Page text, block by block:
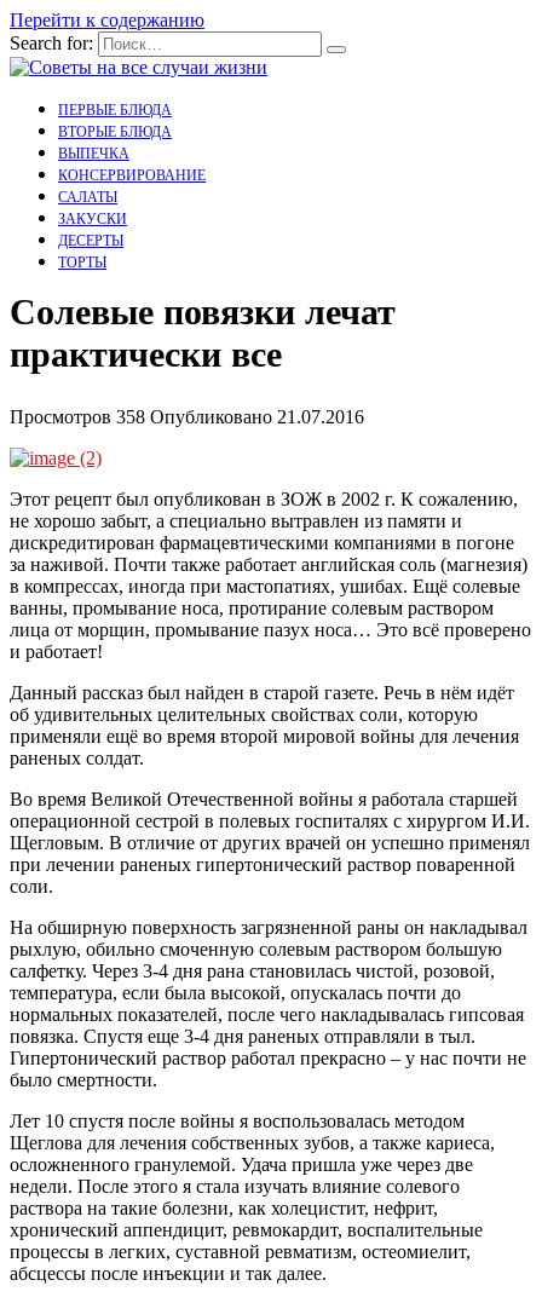
Перейти к содержанию
Search for:
ПЕРВЫЕ БЛЮДА
ВТОРЫЕ БЛЮДА
ВЫПЕЧКА
КОНСЕРВИРОВАНИЕ
САЛАТЫ
ЗАКУСКИ
ДЕСЕРТЫ
ТОРТЫ
Солевые повязки лечат
практически все
Просмотров 358 Опубликовано 21.07.2016
Этот рецепт был опубликован в ЗОЖ в 2002 г. К сожалению,
не хорошо забыт, а специально вытравлен из памяти и
дискредитирован фармацевтическими компаниями в погоне
за наживой. Почти также работает английская соль (магнезия)
в компрессах, иногда при мастопатиях, ушибах. Ещё солевые
ванны, промывание носа, протирание солевым раствором
лица от морщин, промывание пазух носа… Это всё проверено
и работает!
Данный рассказ был найден в старой газете. Речь в нём идёт
об удивительных целительных свойствах соли, которую
применяли ещё во время второй мировой войны для лечения
раненых солдат.
Во время Великой Отечественной войны я работала старшей
операционной сестрой в полевых госпиталях с хирургом И.И.
Щегловым. В отличие от других врачей он успешно применял
при лечении раненых гипертонический раствор поваренной
соли.
На обширную поверхность загрязненной раны он накладывал
рыхлую, обильно смоченную солевым раствором большую
салфетку. Через 3-4 дня рана становилась чистой, розовой,
температура, если была высокой, опускалась почти до
нормальных показателей, после чего накладывалась гипсовая
повязка. Спустя еще 3-4 дня раненых отправляли в тыл.
Гипертонический раствор работал прекрасно – у нас почти не
было смертности.
Лет 10 спустя после войны я воспользовалась методом
Щеглова для лечения собственных зубов, а также кариеса,
осложненного гранулемой. Удача пришла уже через две
недели. После этого я стала изучать влияние солевого
раствора на такие болезни, как холецистит, нефрит,
хронический аппендицит, ревмокардит, воспалительные
процессы в легких, суставной ревматизм, остеомиелит,
абсцессы после инъекции и так далее.